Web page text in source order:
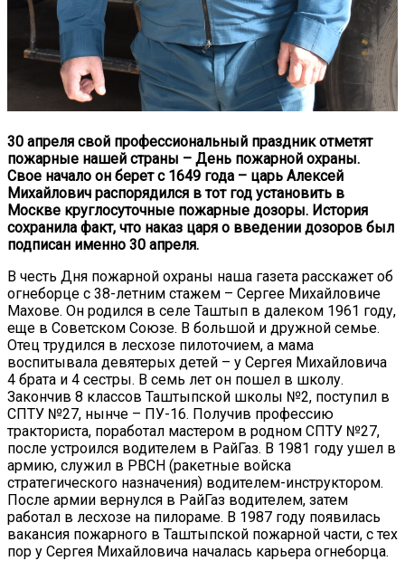
30 апреля свой профессиональный праздник отметят
пожарные нашей страны – День пожарной охраны.
Свое начало он берет с 1649 года – царь Алексей
Михайлович распорядился в тот год установить в
Москве круглосуточные пожарные дозоры. История
сохранила факт, что наказ царя о введении дозоров был
подписан именно 30 апреля.
В честь Дня пожарной охраны наша газета расскажет об
огнеборце с 38-летним стажем – Сергее Михайловиче
Махове. Он родился в селе Таштып в далеком 1961 году,
еще в Советском Союзе. В большой и дружной семье.
Отец трудился в лесхозе пилоточием, а мама
воспитывала девятерых детей – у Сергея Михайловича
4 брата и 4 сестры. В семь лет он пошел в школу.
Закончив 8 классов Таштыпской школы №2, поступил в
СПТУ №27, нынче – ПУ-16. Получив профессию
тракториста, поработал мастером в родном СПТУ №27,
после устроился водителем в РайГаз. В 1981 году ушел в
армию, служил в РВСН (ракетные войска
стратегического назначения) водителем-инструктором.
После армии вернулся в РайГаз водителем, затем
работал в лесхозе на пилораме. В 1987 году появилась
вакансия пожарного в Таштыпской пожарной части, с тех
пор у Сергея Михайловича началась карьера огнеборца.